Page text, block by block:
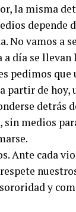
la misma
depende
No vamos a
día se
pedimos que
partir de
detrás
medios
Ante cada
y